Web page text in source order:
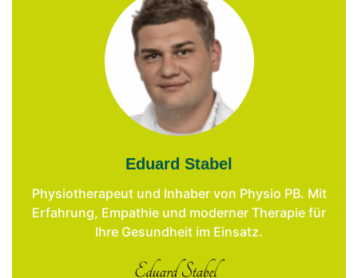
Eduard Stabel
Physiotherapeut und Inhaber von Physio PB. Mit
Erfahrung, Empathie und moderner Therapie für
Ihre Gesundheit im Einsatz.